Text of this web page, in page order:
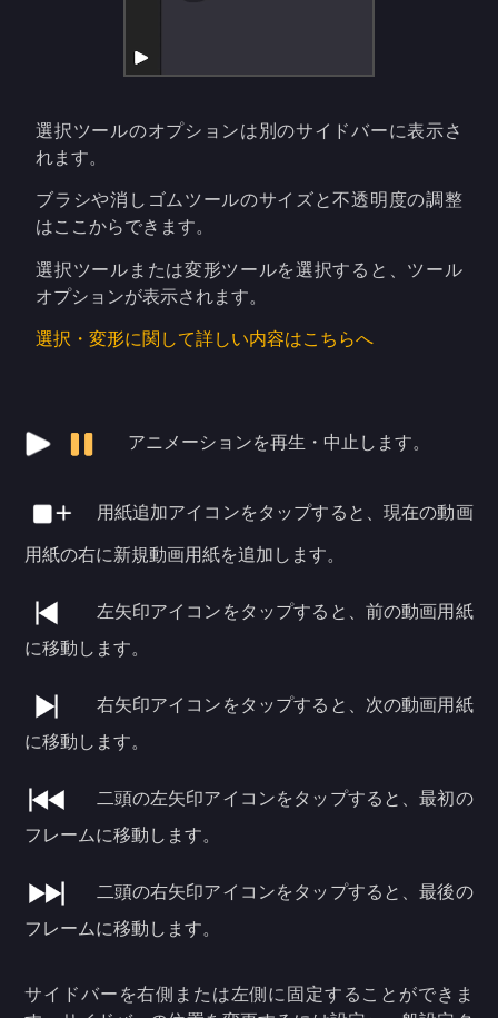
選択ツールのオプションは別のサイドバーに表示さ
れます。
ブラシや消しゴムツールのサイズと不透明度の調整
はここからできます。
選択ツールまたは変形ツールを選択すると、ツール
オプションが表示されます。
選択・変形に関して詳しい内容はこちらへ
アニメーションを再生・中止します。
用紙追加アイコンをタップすると、現在の動画
用紙の右に新規動画用紙を追加します。
左矢印アイコンをタップすると、前の動画用紙
に移動します。
右矢印アイコンをタップすると、次の動画用紙
に移動します。
二頭の左矢印アイコンをタップすると、最初の
フレームに移動します。
二頭の右矢印アイコンをタップすると、最後の
フレームに移動します。
サイドバーを右側または左側に固定することができま